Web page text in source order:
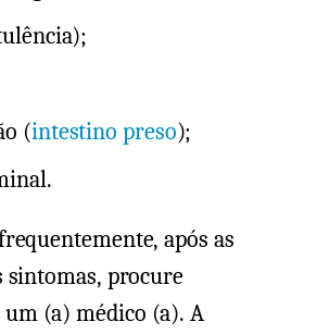
(intestino preso);
após as
sintomas, procure
(a) médico (a). A